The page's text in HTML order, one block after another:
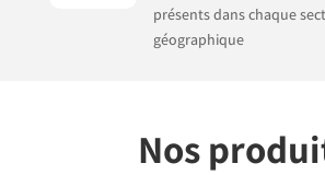
présents dans chaque
géographique
Nos